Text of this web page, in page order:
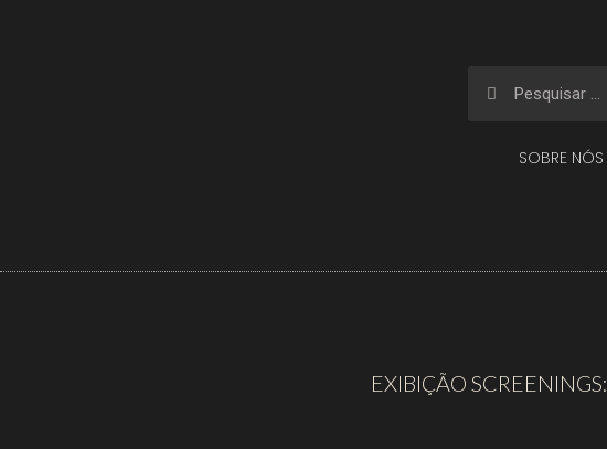
SOBRE NÓS
EXIBIÇÃO SCREENINGS: